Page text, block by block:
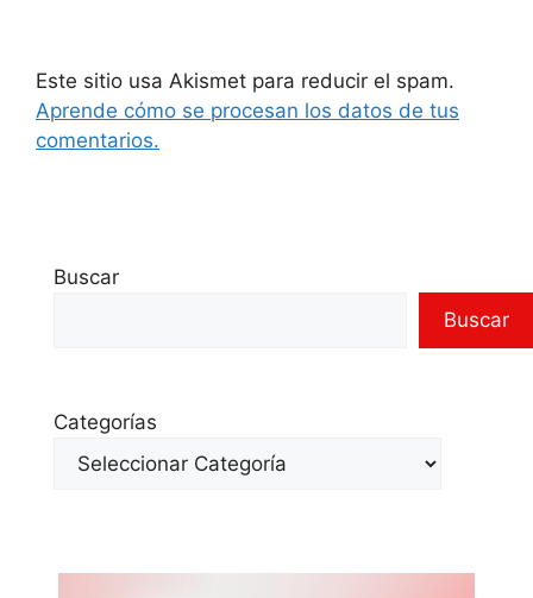
Este sitio usa Akismet para reducir el spam.
Aprende cómo se procesan los datos de tus
comentarios.
Buscar
Buscar
Categorías